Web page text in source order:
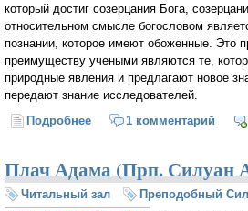
который достиг созерцания Бога,
относительном смысле богословом
познании, которое имеют обоженные. Это
преимуществу учеными являются те,
природные явления и предлагают новое
передают знание исследователей.
Подробнее о Богословие как наука
1 комментарий
Плач Адама (Прп. Силуан
Читальный зал
Преподобный